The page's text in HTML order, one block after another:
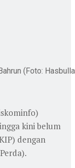
(Foto:
kini belum
dengan